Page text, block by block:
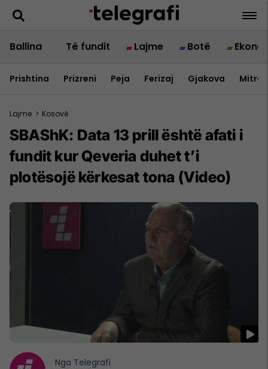
Ballina Të fundit Lajme Botë
Prishtina Prizreni Peja Ferizaj Gjakova
Lajme > Kosovë
SBAShK: Data 13 prill është afati i
fundit kur Qeveria duhet t’i
plotësojë kërkesat tona (Video)
Nga Telegrafi